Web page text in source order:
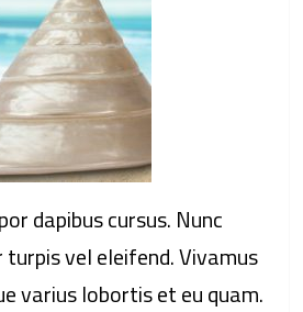
dapibus cursus. Nunc
vel eleifend. Vivamus
varius lobortis et eu quam.